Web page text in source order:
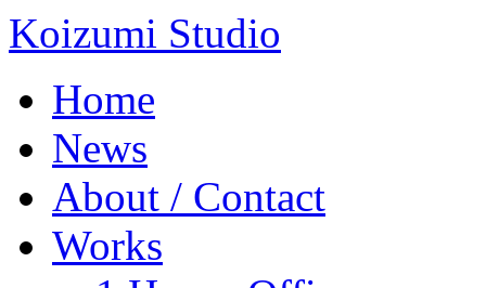
Koizumi Studio
Home
News
About / Contact
Works